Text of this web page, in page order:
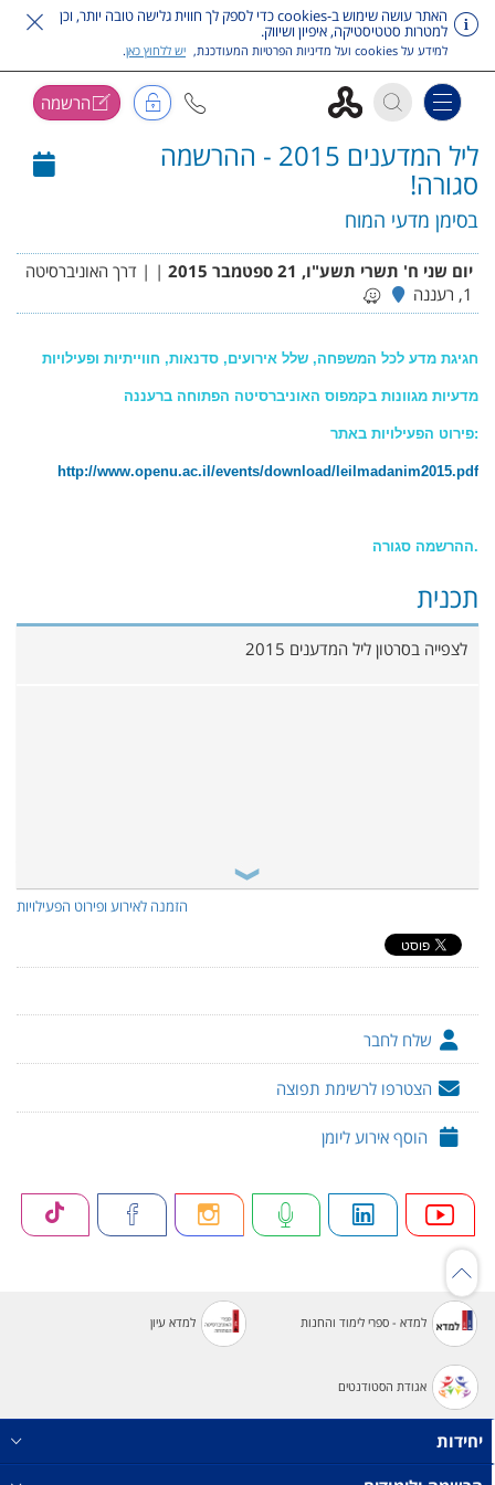
לדלג על תפריט ראשי
האתר עושה שימוש ב-cookies כדי לספק לך חווית גלישה טובה יותר, וכן
למטרות סטטיסטיקה, איפיון ושיווק.
למידע על cookies ועל מדיניות הפרטיות המעודכנת, יש ללחוץ כאן.
Toggle navigation הרשמה
ליל המדענים 2015 - ההרשמה
סגורה!
בסימן מדעי המוח
יום שני ח' תשרי תשע"ו, 21 ספטמבר 2015 | | דרך האוניברסיטה
1, רעננה
חגיגת מדע לכל המשפחה, שלל אירועים, סדנאות, חווייתיות ופעילויות
מדעיות מגוונות בקמפוס האוניברסיטה הפתוחה ברעננה
פירוט הפעילויות באתר:
http://www.openu.ac.il/events/download/leilmadanim2015.pdf
ההרשמה סגורה.
תכנית
לצפייה בסרטון ליל המדענים 2015
הזמנה לאירוע ופירוט הפעילויות
שלח לחבר
הצטרפו לרשימת תפוצה
הוסף אירוע ליומן
למדא - ספרי לימוד והחנות למדא עיון
אגודת הסטודנטים
יחידות